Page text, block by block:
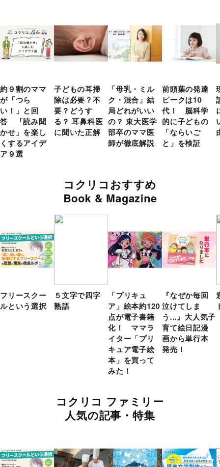
約９割のママ
が「つら
い！」と回
答 「読み聞
かせ」を楽し
くするアイデ
ア９選
子どもの耳掃
除は必要？不
要？どうす
る？ 耳鼻科医
に聞いた正解
「母乳・ミル
ク・混合」結
局どれがいい
の？ 東大医学
部卒のママ医
師が徹底解説
前頭葉の発達
ピークは10
代！ 脳科学
的に子どもの
「ならいご
と」を検証
コクリコおすすめ
Book & Magazine
フリースクー
ルという選択
５文字で四字
熟語
「プリキュ
ア」絵本約120
点が電子書籍
化！ ママラ
イター「プリ
キュア電子絵
本」を買って
みた！
『なぜか毎回
泣けてしま
う...』大人気子
育て絵日記漫
画から単行本
発売！
コクリコ ファミリー
人気の記事・特集